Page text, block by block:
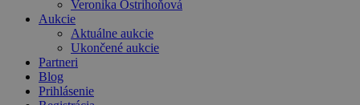
Veronika Ostrihoňová
Aukcie
Aktuálne aukcie
Ukončené aukcie
Partneri
Blog
Prihlásenie